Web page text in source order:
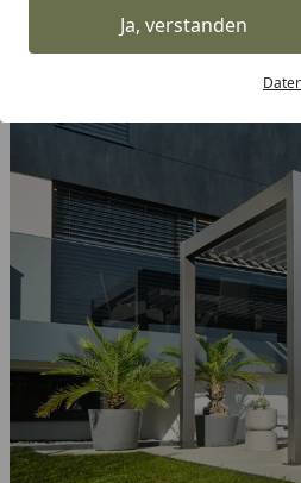
Ja, verstanden
Neue Produkte und